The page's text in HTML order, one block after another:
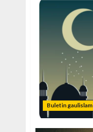
Buletin gaulislam